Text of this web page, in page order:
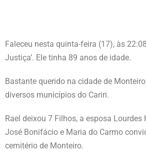
Faleceu nesta quinta-feira (17), às
Justiça’. Ele tinha 89 anos de idade.
Bastante querido na cidade de
diversos municípios do Cariri.
Rael deixou 7 Filhos, a esposa
José Bonifácio e Maria do Carmo
cemitério de Monteiro.